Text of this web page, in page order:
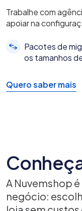
Trabalhe com
apoiar na
Pacotes de
os tamanhos
Quero saber mais
A Nuvemshop
negócio: